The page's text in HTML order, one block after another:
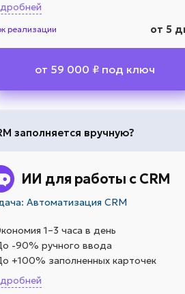
реализации от 5
от 59 000 ₽ под ключ
заполняется вручную?
ИИ для работы с CRM
Автоматизация CRM
1–3 часа в день
-90% ручного ввода
+100% заполненных карточек